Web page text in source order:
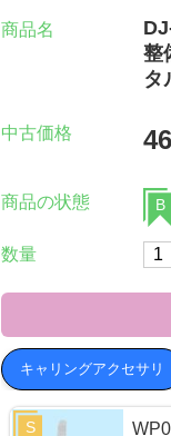
商品名
整
タ
中古価格
商品の状態 B
数量
キャリングアクセサリ
S